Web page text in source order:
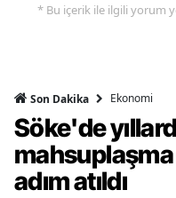
* Bu içerik ile ilgili yorum
Son Dakika Ekonomi
Söke'de
adım atıldı